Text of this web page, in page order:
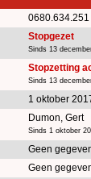
0680.634.251
Stopgezet
Sinds 13
Stopzetting
Sinds 13
1 oktober
Dumon, Gert
Sinds 1 oktober
Geen
Geen